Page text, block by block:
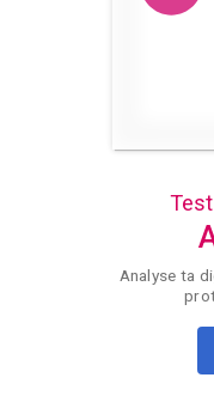
Analyse ta